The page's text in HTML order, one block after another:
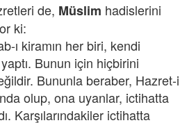
de, Müslim hadislerini
ki:
ı kiramın her biri, kendi
Bunun için hiçbirini
Bununla beraber, Hazret-i
olup, ona uyanlar, ictihatta
Karşılarındakiler ictihatta